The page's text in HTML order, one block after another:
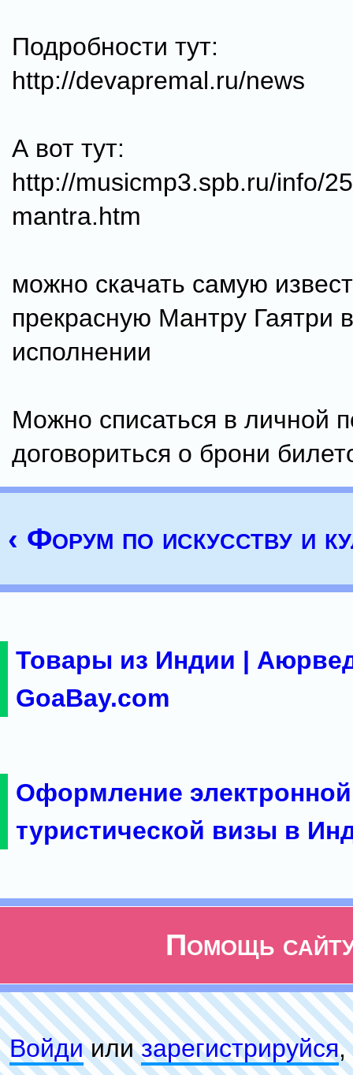
Подробности тут:
http://devapremal.ru/news
А вот тут:
http://musicmp3.spb.ru/info/
mantra.htm
можно скачать самую
прекрасную Мантру Гаятри
исполнении
Можно списаться в личной
договориться о брони
‹ Форум по искусству и
Товары из Индии |
GoaBay.com
Оформление электронной
туристической визы в
Помощь
Войдиилизарeгиcтpируйся,